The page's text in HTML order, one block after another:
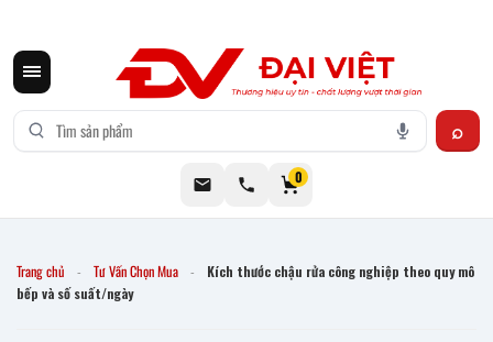
0
Trang chủ - Tư Vấn Chọn Mua -
Kích thước chậu rửa công nghiệp theo quy mô
bếp và số suất/ngày